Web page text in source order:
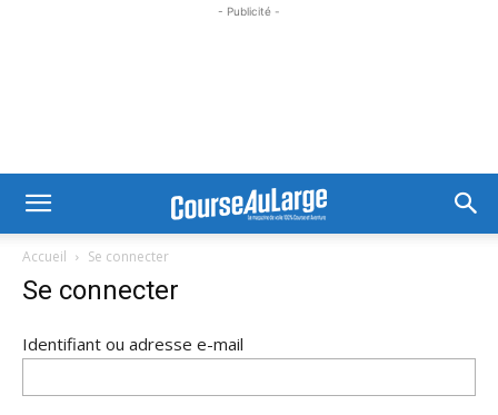
- Publicité -
Accueil Se connecter
Se connecter
Identifiant ou adresse e-mail